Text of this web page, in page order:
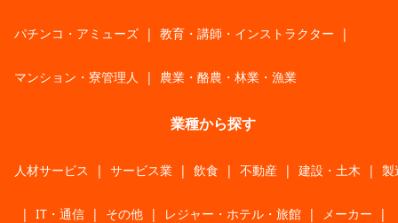
パチンコ・アミューズ | 教育・講師・インストラクター |
マンション・寮管理人 | 農業・酪農・林業・漁業
業種から探す
人材サービス | サービス業 | 飲食 | 不動産 | 建設・土木 | 製
| IT・通信 | その他 | レジャー・ホテル・旅館 | メーカー |